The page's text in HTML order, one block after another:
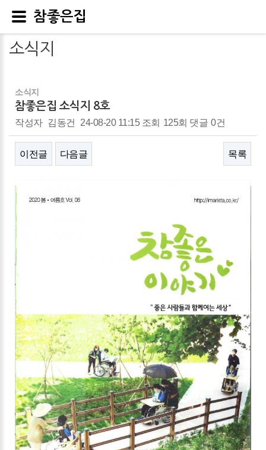
소식지
소식지
참좋은집 소식지 8호
작성자 김동건 24-08-20 11:15조회 125회 댓글 0건
이전글 다음글 목록
본문
참좋은집